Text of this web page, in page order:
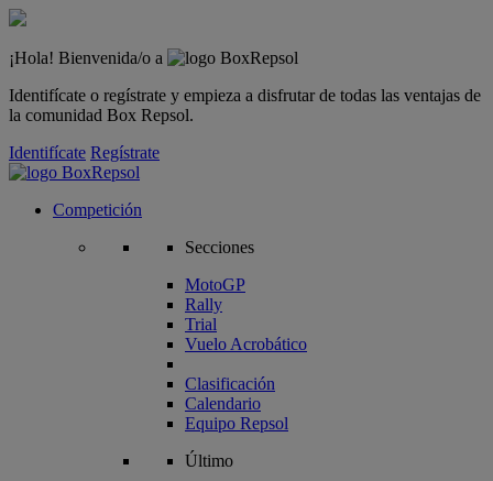
¡Hola! Bienvenida/o a
Identifícate o regístrate y empieza a disfrutar de todas las ventajas de
la comunidad Box Repsol.
Identifícate Regístrate
Competición
Secciones
MotoGP
Rally
Trial
Vuelo Acrobático
Clasificación
Calendario
Equipo Repsol
Último